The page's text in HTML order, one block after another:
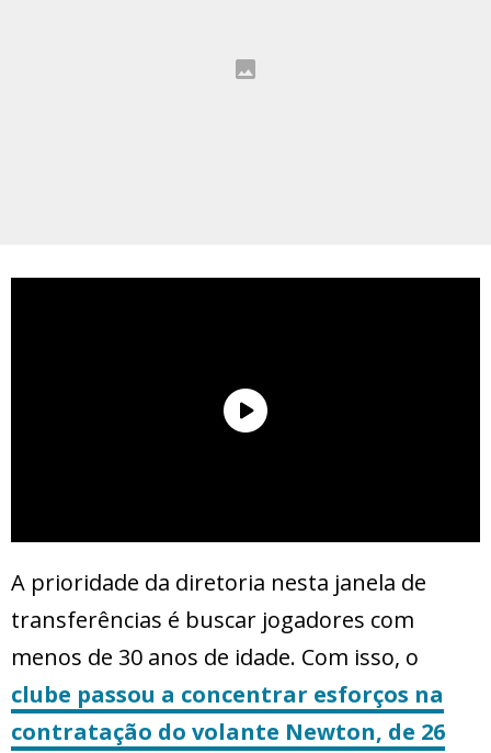
A prioridade da diretoria nesta janela de
transferências é buscar jogadores com
menos de 30 anos de idade. Com isso, o
clube passou a concentrar esforços na
contratação do volante Newton, de 26